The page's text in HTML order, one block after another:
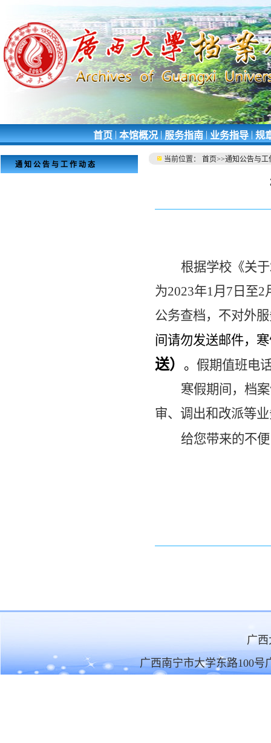
首页|本馆概况|服务指南|业务指导|规
通知公告与工作动态
当前位置： 首页>>通知公告与工
根据学校《关于
为2023年1月 7 日至2
公务查档，不对外
间请勿发送邮件，
送） 。 假期值班电
寒假期间，档
审、调出和改派等
给您带来的不
广
广西南宁市大学东路100